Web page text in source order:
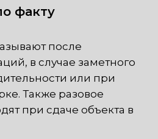
факту
после
в случае заметного
или при
Также разовое
при сдаче объекта в